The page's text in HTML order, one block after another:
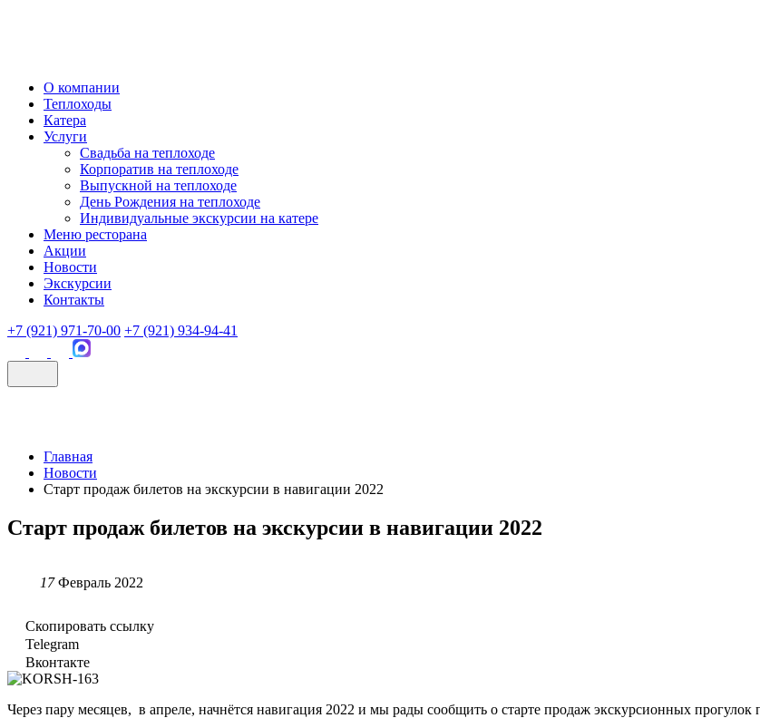
О компании
Теплоходы
Катера
Услуги
Свадьба на теплоходе
Корпоратив на теплоходе
Выпускной на теплоходе
День Рождения на теплоходе
Индивидуальные экскурсии на катере
Меню ресторана
Акции
Новости
Экскурсии
Контакты
+7 (921) 971-70-00 +7 (921) 934-94-41
Главная
Новости
Старт продаж билетов на экскурсии в навигации 2022
Старт продаж билетов на экскурсии в навигации 2022
17Февраль 2022
Скопировать ссылку
Telegram
Вконтакте
Через пару месяцев, в апреле, начнётся навигация 2022 и мы рады сообщить о старте продаж экскурсионных